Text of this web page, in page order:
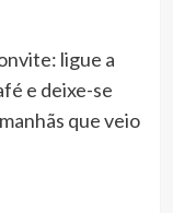
ligue a
e deixe-se
que veio